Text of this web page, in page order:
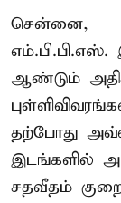
சென்னை,
ஆண்டும்
தற்போது
இடங்களில்
சதவீதம்